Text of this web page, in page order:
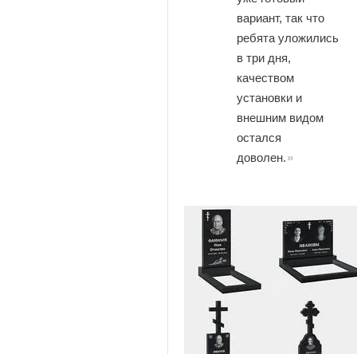
вариант, так что
ребята уложились
в три дня,
качеством
установки и
внешним видом
остался
доволен.